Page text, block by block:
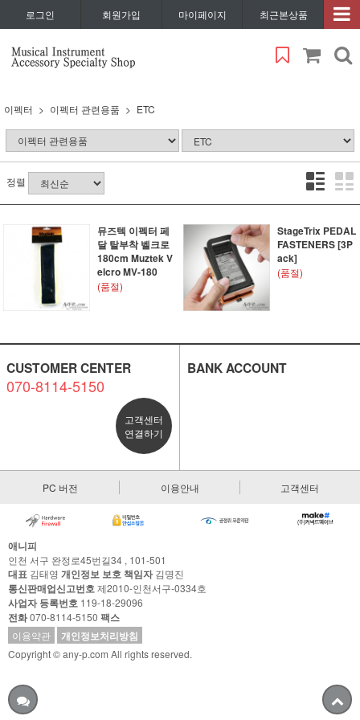
로그인 회원가입 마이페이지 최근본상품
이펙터 이펙터 관련용품 ETC
정렬
뮤즈텍 이펙터 페
달 탈부착 벨크로
180cm Muztek V
elcro MV-180
(품절)
StageTrix PEDAL
FASTENERS [3P
ack]
(품절)
CUSTOMER CENTER
070-8114-5150
고객센터
연결하기
BANK ACCOUNT
PC 버전 이용안내 고객센터
애니피
인천 서구 완정로45번길34 , 101-501
대표 김태영 개인정보 보호 책임자김명진
통신판매업신고번호제2010-인천서구-0334호
사업자 등록번호 119-18-29096
전화070-8114-5150 팩스
이용약관 개인정보처리방침
Copyright © any-p.com All rights reserved.